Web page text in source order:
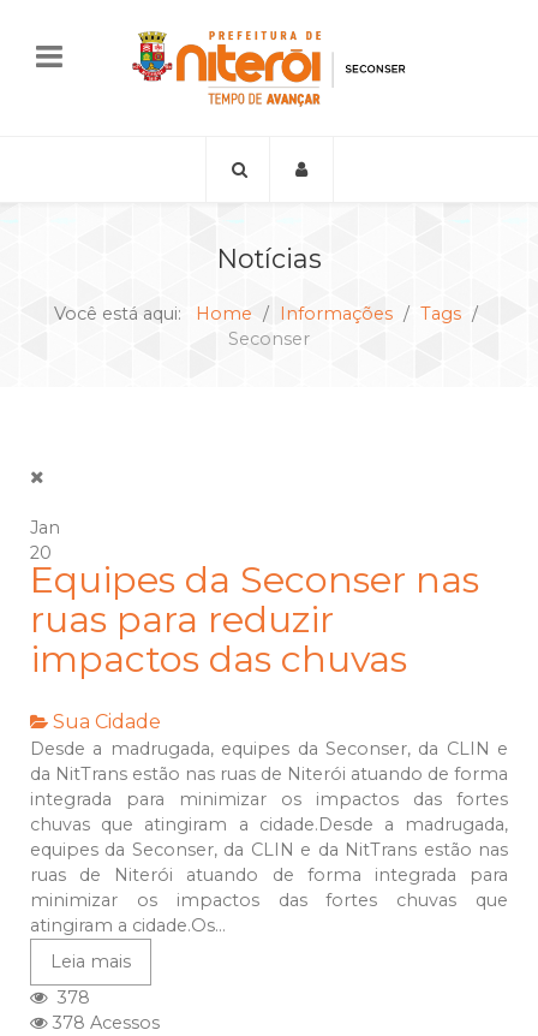
Notícias
Você está aqui: Home Informações
Tags
Seconser
Jan
20
Equipes da Seconser nas
ruas para reduzir
impactos das chuvas
Sua Cidade
Desde a madrugada, equipes da Seconser, da CLIN e
da NitTrans estão nas ruas de Niterói atuando de forma
integrada para minimizar os impactos das fortes
chuvas que atingiram a cidade.Desde a madrugada,
equipes da Seconser, da CLIN e da NitTrans estão nas
ruas de Niterói atuando de forma integrada para
minimizar os impactos das fortes chuvas que
atingiram a cidade.Os...
Leia mais
378
378 Acessos